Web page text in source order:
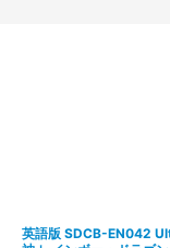
英語版 SDCB-EN042